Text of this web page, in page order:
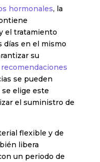
hormonales, la
el tratamiento
días en el mismo
su
recomendaciones
se pueden
elige este
el suministro de
flexible y de
libera
un periodo de